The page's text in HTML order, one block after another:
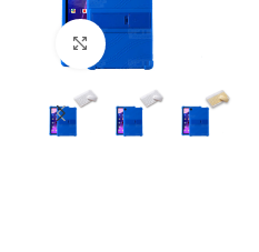
Click to enlarge